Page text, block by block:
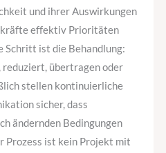
und ihrer Auswirkungen
effektiv Prioritäten
Schritt ist die Behandlung:
reduziert, übertragen oder
stellen kontinuierliche
sicher, dass
ändernden Bedingungen
Prozess ist kein Projekt mit